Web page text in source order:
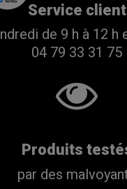
Service client
de 9 h à 12 h
04 79 33 31 75
Produits
par des